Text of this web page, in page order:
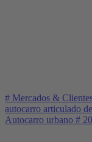
# Mercados &
autocarro articulado
Autocarro urbano #